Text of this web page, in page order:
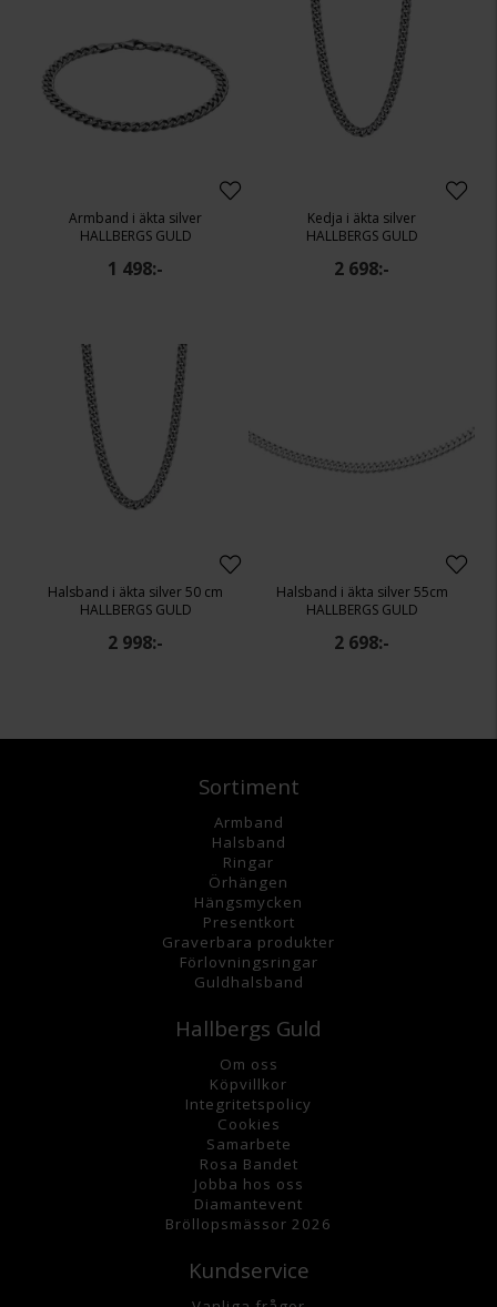
Armband i äkta silver
HALLBERGS GULD
1 498:-
Kedja i äkta silver
HALLBERGS GULD
2 698:-
Halsband i äkta silver 50 cm
HALLBERGS GULD
2 998:-
Halsband i äkta silver 55cm
HALLBERGS GULD
2 698:-
Sortiment
Armband
Halsband
Ringar
Örhängen
Hängsmycken
Presentkort
Graverbara produkter
Förlovningsringar
Guldhalsband
Hallbergs Guld
Om oss
Köpvillkor
Integritetspolicy
Cookies
Samarbete
Rosa Bandet
Jobba hos oss
Diamantevent
Bröllopsmässor 2026
Kundservice